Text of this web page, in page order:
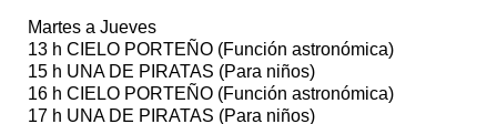
Martes a Jueves
13 h CIELO PORTEÑO (Función astronómica)
15 h UNA DE PIRATAS (Para niños)
16 h CIELO PORTEÑO (Función astronómica)
17 h UNA DE PIRATAS (Para niños)